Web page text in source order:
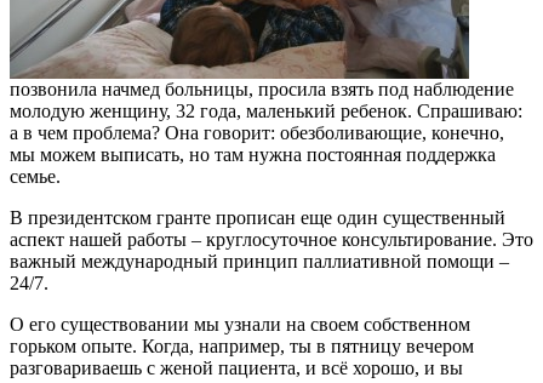
позвонила начмед больницы, просила взять под наблюдение
молодую женщину, 32 года, маленький ребенок. Спрашиваю:
а в чем проблема? Она говорит: обезболивающие, конечно,
мы можем выписать, но там нужна постоянная поддержка
семье.
В президентском гранте прописан еще один существенный
аспект нашей работы – круглосуточное консультирование. Это
важный международный принцип паллиативной помощи –
24/7.
О его существовании мы узнали на своем собственном
горьком опыте. Когда, например, ты в пятницу вечером
разговариваешь с женой пациента, и всё хорошо, и вы